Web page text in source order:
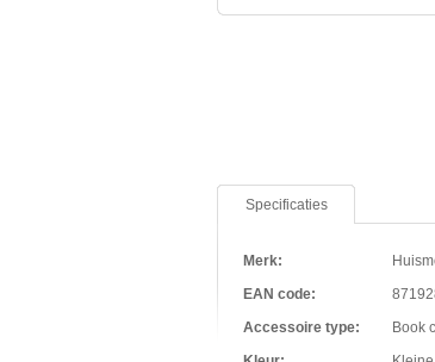
Specificaties
Merk:
EAN code:
Accessoire type:
Book